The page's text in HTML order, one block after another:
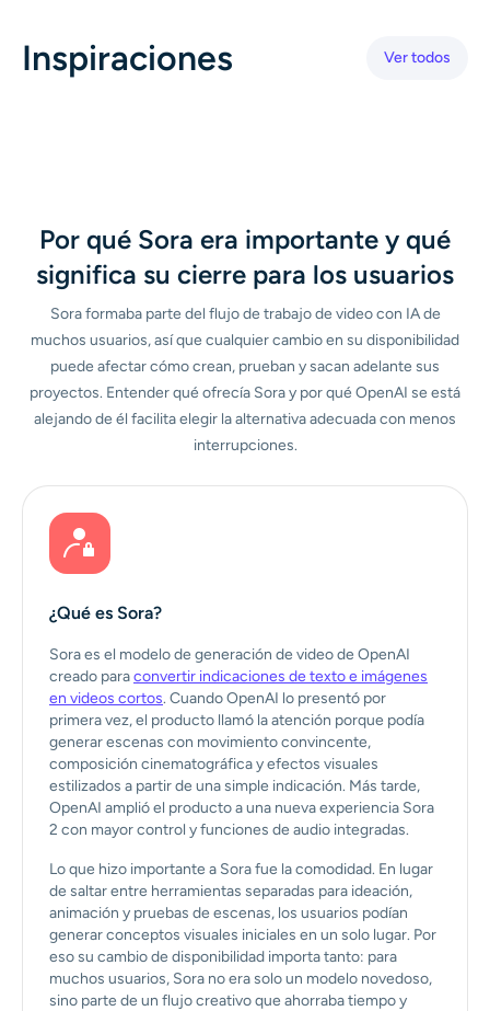
Creador de fotos de pasaporte
Potenciador de video
Quitar marca de agua de video
features suburban houses, trees, power lines, concrete
barrier, passing cars and partly cloudy sky. Dynamic
Inspiraciones Ver todos
Por qué Sora era importante y qué
significa su cierre para los usuarios
Sora formaba parte del flujo de trabajo de video con IA de
muchos usuarios, así que cualquier cambio en su disponibilidad
puede afectar cómo crean, prueban y sacan adelante sus
proyectos. Entender qué ofrecía Sora y por qué OpenAI se está
alejando de él facilita elegir la alternativa adecuada con menos
interrupciones.
¿Qué es Sora?
Sora es el modelo de generación de video de OpenAI
creado paraconvertir indicaciones de texto e imágenes
en videos cortos. Cuando OpenAI lo presentó por
primera vez, el producto llamó la atención porque podía
generar escenas con movimiento convincente,
composición cinematográfica y efectos visuales
estilizados a partir de una simple indicación. Más tarde,
OpenAI amplió el producto a una nueva experiencia Sora
2 con mayor control y funciones de audio integradas.
Lo que hizo importante a Sora fue la comodidad. En lugar
de saltar entre herramientas separadas para ideación,
animación y pruebas de escenas, los usuarios podían
generar conceptos visuales iniciales en un solo lugar. Por
eso su cambio de disponibilidad importa tanto: para
muchos usuarios, Sora no era solo un modelo novedoso,
sino parte de un flujo creativo que ahorraba tiempo y